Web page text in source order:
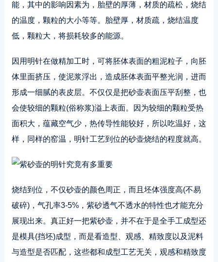
能，其中的影响因素为，胎壁的厚薄，材质的疏松，烧结
的温度，颗粒的大小等等。胎壁厚，材质疏，烧结温度
低，颗粒大，将损耗较多的能源。
因用明针在做精加工时，可将胚体表面的粗泥粒子，向胚
体里面挤压，使泥浆浮出，造成胚体表面平整光润，进而
形成一细腻的表皮层。不仅仅是把砂壶表面压平刮整，也
会使较细的颗粒(俗称浆)溢上表面。因为较细的颗粒受热
面积大，蕴藏空气少，热传导性能较好，所以吃温好，这
样，同样的窑温，明针工艺到位的砂壶烧结的程度就高。
烧结到位，不仅砂壶的颜色周正，而且坯体强度高(不易
破碎)，气孔率3-5%，紫砂透气不透水的特性也才能充分
展现出来。真正好一把紫砂壶，并不在于是全手工成型还
是模具(挡坯)成型，而是看造型、观感、精致度以及泥料
与造型是否匹配，这些都和成型工艺无关，观感和精致度